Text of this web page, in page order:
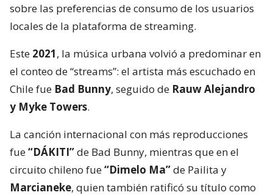
sobre las preferencias de consumo de los usuarios
locales de la plataforma de streaming.
Este 2021, la música urbana volvió a predominar en
el conteo de “streams”: el artista más escuchado en
Chile fue Bad Bunny, seguido de Rauw Alejandro
y Myke Towers.
La canción internacional con más reproducciones
fue“DÁKITI”de Bad Bunny, mientras que en el
circuito chileno fue“Dimelo Ma”de Pailita y
Marcianeke, quien también ratificó su título como